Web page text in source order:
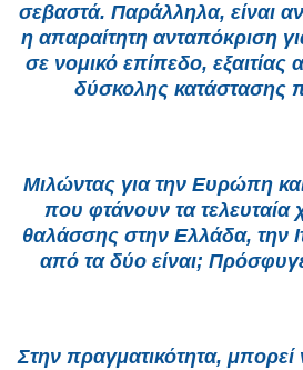
σεβαστά. Παράλληλα, είναι
η απαραίτητη ανταπόκριση
σε νομικό επίπεδο, εξαιτίας
δύσκολης κατάστασης
Μιλώντας για την Ευρώπη
που φτάνουν τα τελευταία
θαλάσσης στην Ελλάδα, την
από τα δύο είναι;
Στην πραγματικότητα, μπορεί